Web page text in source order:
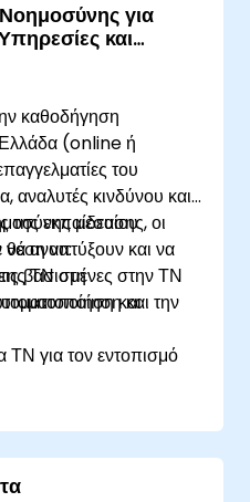
για
και
καθοδήγηση
Ελλάδα (online ή
του
αναλυτές κινδύνου και
μεσαίου
αναπτύξουν και να
βασισμένες στην ΤΝ
και
εκπαίδευσης, οι
θέση να:
ΤΝ στη
και την
ΤΝ για τον εντοπισμό
μάθηση για την
σε πραγματικό χρόνο.
συστήματα
με